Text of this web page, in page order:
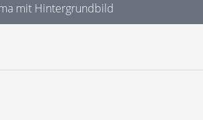
mit Hintergrundbild